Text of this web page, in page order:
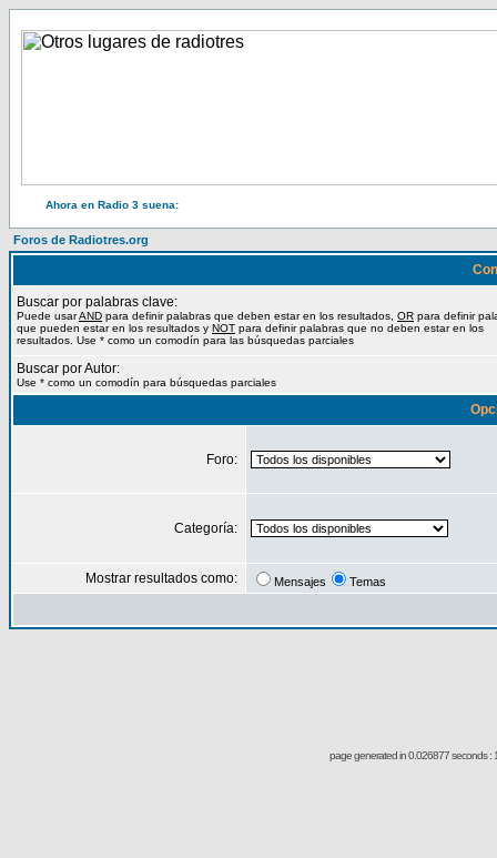
Ahora en Radio 3 suena:
Foros de Radiotres.org
Buscar por palabras clave:
Puede usarAND para definir palabras que deben estar en los resultados, OR para definir
que pueden estar en los resultados y NOT para definir palabras que no deben estar en los
resultados. Use * como un comodín para las búsquedas parciales
Buscar por Autor:
Use * como un comodín para búsquedas parciales
Foro:
Categoría:
Mostrar resultados como: Mensajes Temas
page generated in 0.026877 seconds :